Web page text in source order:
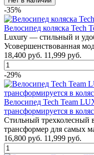
-35%
Велосипед коляска Tech
Luxury — стильный и
Усовершенствованная
18,400 руб. 11,999 руб.
-29%
Велосипед Tech Team
трансформируется в
Стильный трехколесный
трансформер для самых
16,800 руб. 11,999 руб.